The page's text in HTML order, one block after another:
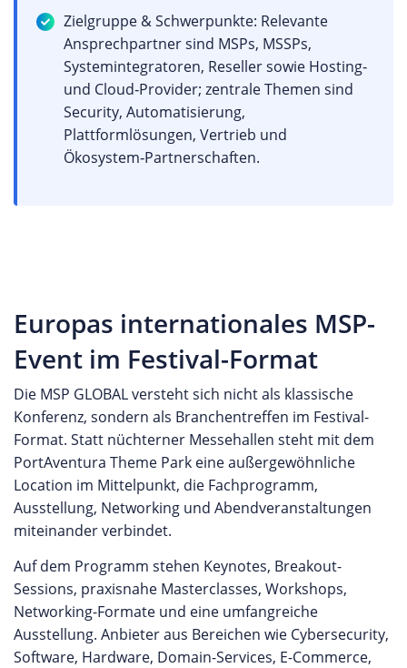
Zielgruppe & Schwerpunkte: Relevante
Ansprechpartner sind MSPs, MSSPs,
Systemintegratoren, Reseller sowie Hosting‑
und Cloud‑Provider; zentrale Themen sind
Security, Automatisierung,
Plattformlösungen, Vertrieb und
Ökosystem‑Partnerschaften.
Europas internationales MSP-
Event im Festival-Format
Die MSP GLOBAL versteht sich nicht als klassische
Konferenz, sondern als Branchentreffen im Festival-
Format. Statt nüchterner Messehallen steht mit dem
PortAventura Theme Park eine außergewöhnliche
Location im Mittelpunkt, die Fachprogramm,
Ausstellung, Networking und Abendveranstaltungen
miteinander verbindet.
Auf dem Programm stehen Keynotes, Breakout-
Sessions, praxisnahe Masterclasses, Workshops,
Networking-Formate und eine umfangreiche
Ausstellung. Anbieter aus Bereichen wie Cybersecurity,
Software, Hardware, Domain-Services, E-Commerce,